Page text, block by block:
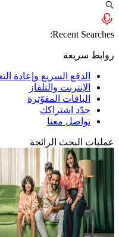
Recent Searches:
روابط سريعة
الدفع السريع وإعادة
الإنترنت والتلفاز
الباقات المفوّترة
جدّد اشتراكك
تواصل معنا
عمليات البحث الرائجة